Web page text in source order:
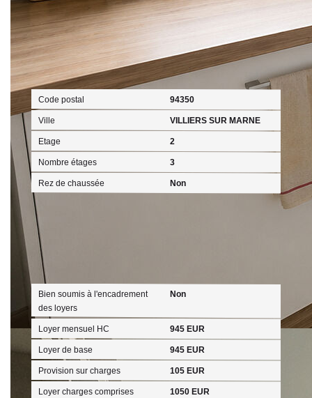
Localisation
Code postal 94350
Ville VILLIERS SUR MARNE
Etage 2
Nombre étages 3
Rez de chaussée Non
Aspects financiers
Bien soumis à l'encadrement
des loyers
Non
Loyer mensuel HC 945 EUR
Loyer de base 945 EUR
Provision sur charges 105 EUR
Loyer charges comprises 1050 EUR